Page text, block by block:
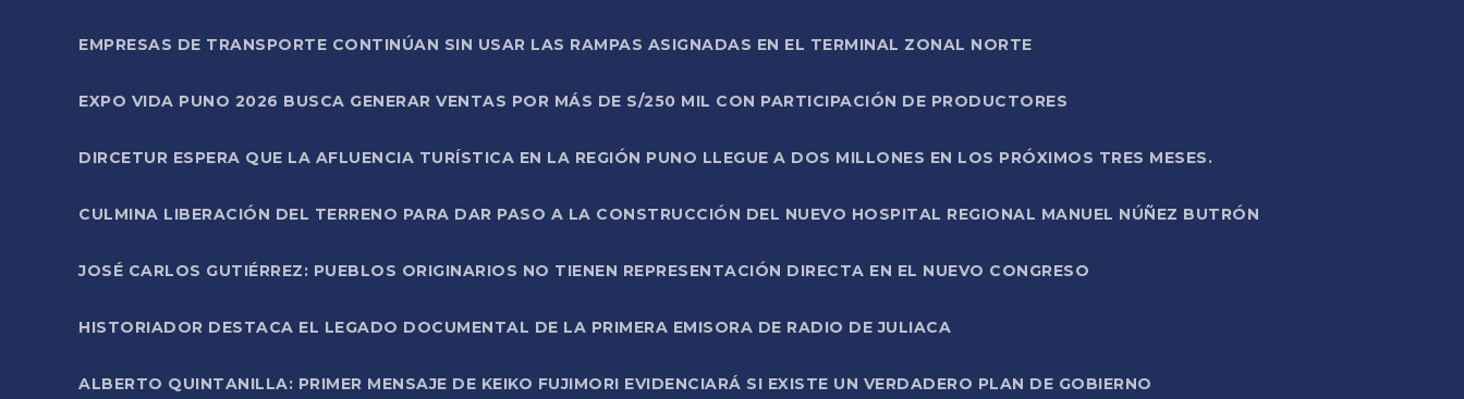
EMPRESAS DE TRANSPORTE CONTINÚAN SIN USAR LAS RAMPAS ASIGNADAS EN EL TERMINAL ZONAL NORTE
EXPO VIDA PUNO 2026 BUSCA GENERAR VENTAS POR MÁS DE S/250 MIL CON PARTICIPACIÓN DE PRODUCTORES
DIRCETUR ESPERA QUE LA AFLUENCIA TURÍSTICA EN LA REGIÓN PUNO LLEGUE A DOS MILLONES EN LOS PRÓXIMOS TRES MESES.
CULMINA LIBERACIÓN DEL TERRENO PARA DAR PASO A LA CONSTRUCCIÓN DEL NUEVO HOSPITAL REGIONAL MANUEL NÚÑEZ BUTRÓN
JOSÉ CARLOS GUTIÉRREZ: PUEBLOS ORIGINARIOS NO TIENEN REPRESENTACIÓN DIRECTA EN EL NUEVO CONGRESO
HISTORIADOR DESTACA EL LEGADO DOCUMENTAL DE LA PRIMERA EMISORA DE RADIO DE JULIACA
ALBERTO QUINTANILLA: PRIMER MENSAJE DE KEIKO FUJIMORI EVIDENCIARÁ SI EXISTE UN VERDADERO PLAN DE GOBIERNO